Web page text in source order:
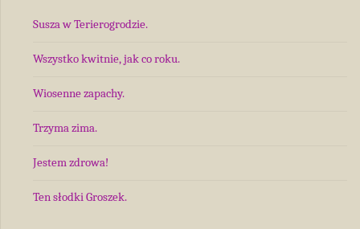
Susza w Terierogrodzie.
Wszystko kwitnie, jak co roku.
Wiosenne zapachy.
Trzyma zima.
Jestem zdrowa!
Ten słodki Groszek.